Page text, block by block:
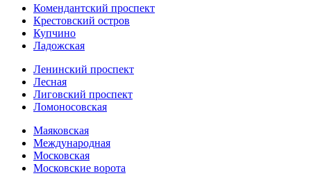
Комендантский проспект
Крестовский остров
Купчино
Ладожская
Ленинский проспект
Лесная
Лиговский проспект
Ломоносовская
Маяковская
Международная
Московская
Московские ворота